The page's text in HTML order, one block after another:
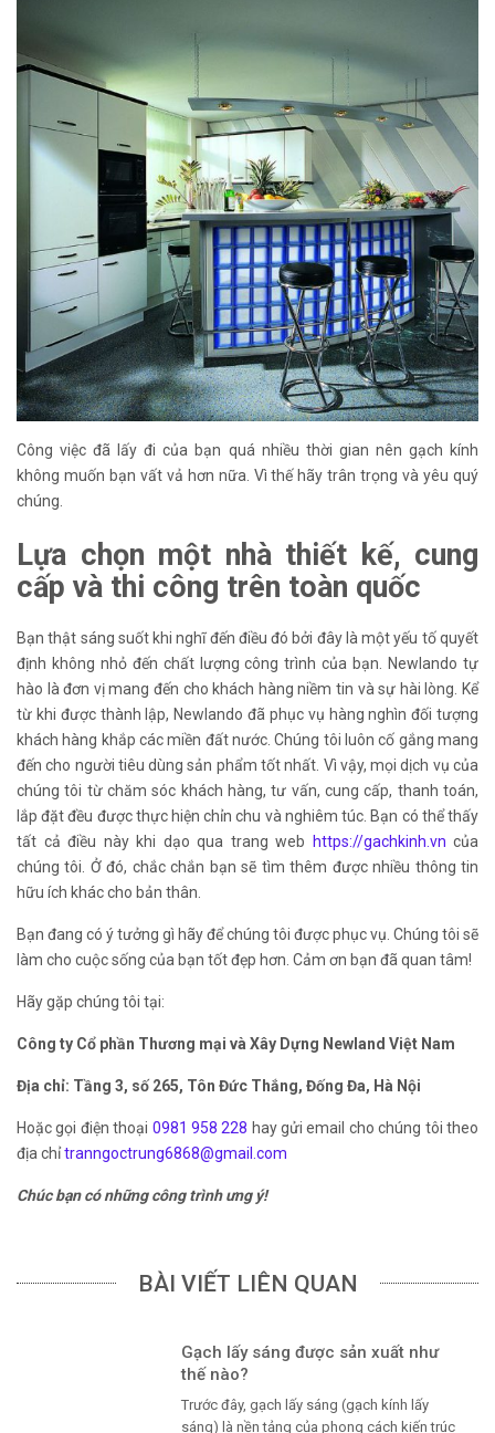
Công việc đã lấy đi của bạn quá nhiều thời gian nên gạch kính
không muốn bạn vất vả hơn nữa. Vì thế hãy trân trọng và yêu quý
chúng.
Lựa chọn một nhà thiết kế, cung
cấp và thi công trên toàn quốc
Bạn thật sáng suốt khi nghĩ đến điều đó bởi đây là một yếu tố quyết
định không nhỏ đến chất lượng công trình của bạn. Newlando tự
hào là đơn vị mang đến cho khách hàng niềm tin và sự hài lòng. Kể
từ khi được thành lập, Newlando đã phục vụ hàng nghìn đối tượng
khách hàng khắp các miền đất nước. Chúng tôi luôn cố gắng mang
đến cho người tiêu dùng sản phẩm tốt nhất. Vì vậy, mọi dịch vụ của
chúng tôi từ chăm sóc khách hàng, tư vấn, cung cấp, thanh toán,
lắp đặt đều được thực hiện chỉn chu và nghiêm túc. Bạn có thể thấy
tất cả điều này khi dạo qua trang web
https://gachkinh.vn của
chúng tôi. Ở đó, chắc chắn bạn sẽ tìm thêm được nhiều thông tin
hữu ích khác cho bản thân.
Bạn đang có ý tưởng gì hãy để chúng tôi được phục vụ. Chúng tôi sẽ
làm cho cuộc sống của bạn tốt đẹp hơn. Cảm ơn bạn đã quan tâm!
Hãy gặp chúng tôi tại:
Công ty Cổ phần Thương mại và Xây Dựng Newland Việt Nam
Địa chỉ: Tầng 3, số 265, Tôn Đức Thắng, Đống Đa, Hà Nội
Hoặc gọi điện thoại 0981 958 228 hay gửi email cho chúng tôi theo
địa chỉtranngoctrung6868@gmail.com
Chúc bạn có những công trình ưng ý!
BÀI VIẾT LIÊN QUAN
Gạch lấy sáng được sản xuất như
thế nào?
Trước đây, gạch lấy sáng (gạch kính lấy
sáng) là nền tảng của phong cách kiến trúc